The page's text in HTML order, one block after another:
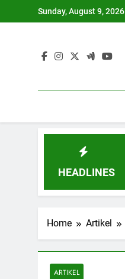
to
Sunday, August 9, 2026
HEADLINES
pada Kepanitiaan Digital
Home Artikel
ARTIKEL